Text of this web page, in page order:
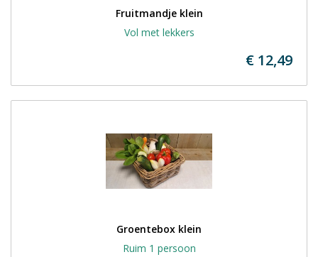
Fruitmandje klein
Vol met lekkers
€ 12,49
Groentebox klein
Ruim 1 persoon